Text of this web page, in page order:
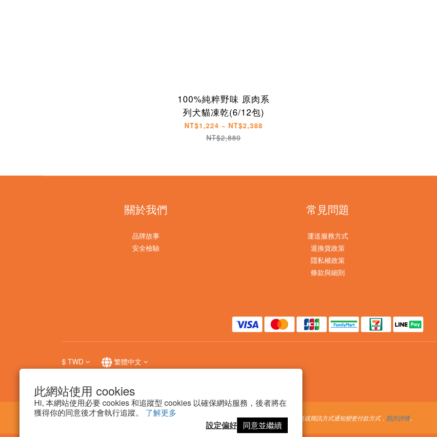
此網站使用 cookies
Hi, 本網站使用必要 cookies 和追蹤型 cookies 以確保網站服務，後者將在
獲得你的同意後才會執行追蹤。 了解更多
設定偏好 同意並繼續
100%純粹野味 原肉系
列犬貓凍乾(6/12包)
NT$1,224 ~ NT$2,388
NT$2,880
關於我們
品牌故事
安全檢驗
常見問題
運送服務方式
退換貨政策
隱私權政策
條款與細則
$ TWD 繁體中文
提醒您，我們不會以電話或簡訊方式通知變更付款方式， 防詐詳情。